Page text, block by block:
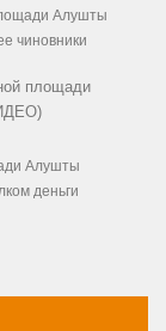
Алушты
чиновники
площади
Алушты
деньги